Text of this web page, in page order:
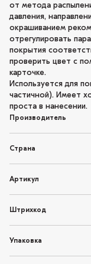
от метода
давления,
окрашиванием
отрегулировать
покрытия
проверить цвет с
карточке.
Используется для
частичной). Имеет
проста в нанесении.
Производитель
Страна
Артикул
Штрихкод
Упаковка